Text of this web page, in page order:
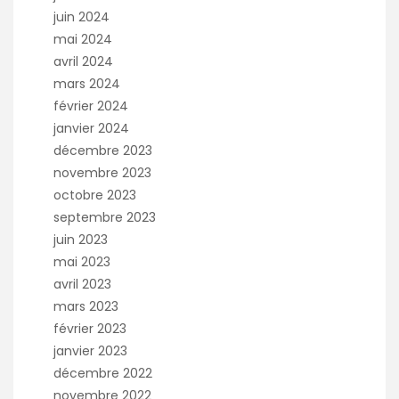
juin 2024
mai 2024
avril 2024
mars 2024
février 2024
janvier 2024
décembre 2023
novembre 2023
octobre 2023
septembre 2023
juin 2023
mai 2023
avril 2023
mars 2023
février 2023
janvier 2023
décembre 2022
novembre 2022